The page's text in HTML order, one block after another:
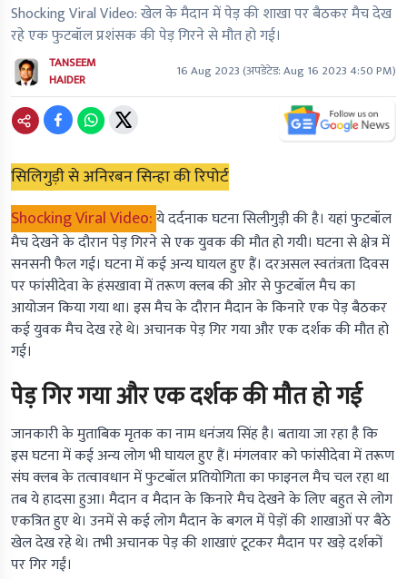
Shocking Viral Video: खेल के मैदान में पेड़ की शाखा पर बैठकर मैच देख
रहे एक फुटबॉल प्रशंसक की पेड़ गिरने से मौत हो गई।
TANSEEM
HAIDER
16 Aug 2023(अपडेटेड:Aug 16 2023 4:50 PM)
सिलिगुड़ी से अनिरबन सिन्हा की रिपोर्ट
Shocking Viral Video:ये दर्दनाक घटना सिलीगुड़ी की है। यहां फुटबॉल
मैच देखने के दौरान पेड़ गिरने से एक युवक की मौत हो गयी। घटना से क्षेत्र में
सनसनी फैल गई। घटना में कई अन्य घायल हुए हैं। दरअसल स्वतंत्रता दिवस
पर फांसीदेवा के हंसखावा में तरूण क्लब की ओर से फुटबॉल मैच का
आयोजन किया गया था। इस मैच के दौरान मैदान के किनारे एक पेड़ बैठकर
कई युवक मैच देख रहे थे। अचानक पेड़ गिर गया और एक दर्शक की मौत हो
गई।
पेड़ गिर गया और एक दर्शक की मौत हो गई
जानकारी के मुताबिक मृतक का नाम धनंजय सिंह है। बताया जा रहा है कि
इस घटना में कई अन्य लोग भी घायल हुए हैं। मंगलवार को फांसीदेवा में तरूण
संघ क्लब के तत्वावधान में फुटबॉल प्रतियोगिता का फाइनल मैच चल रहा था
तब ये हादसा हुआ। मैदान व मैदान के किनारे मैच देखने के लिए बहुत से लोग
एकत्रित हुए थे। उनमें से कई लोग मैदान के बगल में पेड़ों की शाखाओं पर बैठे
खेल देख रहे थे। तभी अचानक पेड़ की शाखाएं टूटकर मैदान पर खड़े दर्शकों
पर गिर गईं।